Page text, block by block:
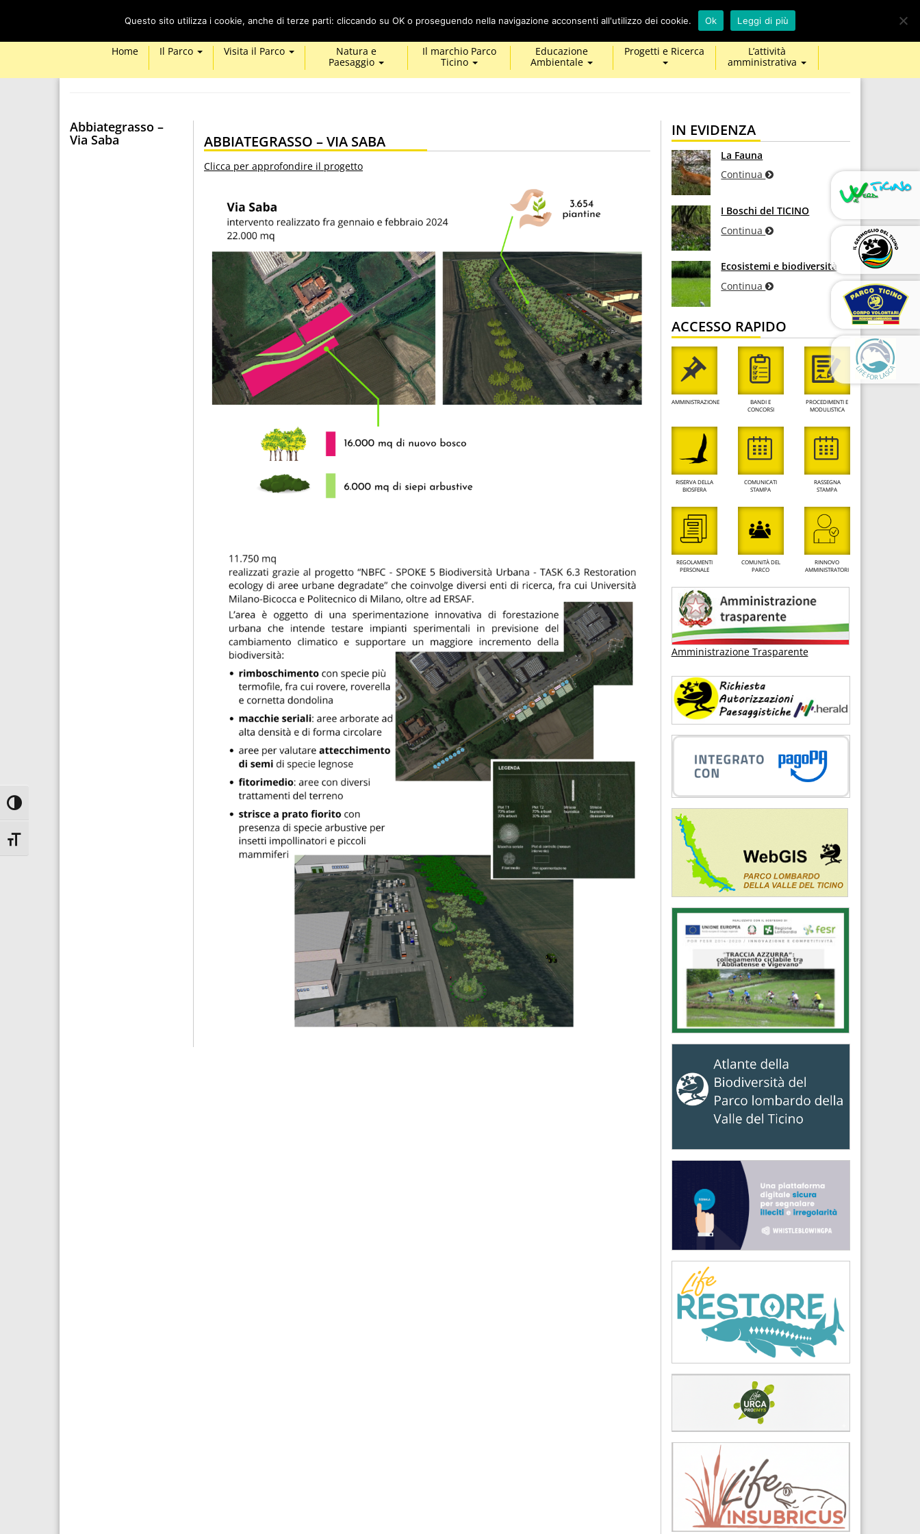
Attiva/disattiva alto contrasto
Attiva/disattiva dimensione testo
Cerca
map-
marker
calendar
Home Il Parco Visita il Parco
Natura e
Paesaggio
Il marchio Parco
Ticino
Educazione
Ambientale
Progetti e Ricerca
L’attività
amministrativa
Abbiategrasso –
Via Saba ABBIATEGRASSO – VIA SABA
Clicca per approfondire il progetto
IN EVIDENZA
La Fauna
Continua
I Boschi del TICINO
Continua
Ecosistemi e biodiversità
Continua
ACCESSO RAPIDO
AMMINISTRAZIONE
BANDI E
CONCORSI
PROCEDIMENTI E
MODULISTICA
RISERVA DELLA
BIOSFERA
COMUNICATI
STAMPA
RASSEGNA
STAMPA
REGOLAMENTI
PERSONALE
COMUNITÀ DEL
PARCO
RINNOVO
AMMINISTRATORI
Amministrazione Trasparente
Questo sito utilizza i cookie, anche di terze parti: cliccando su OK o proseguendo nella navigazione acconsenti all'utilizzo dei cookie. Ok Leggi di più